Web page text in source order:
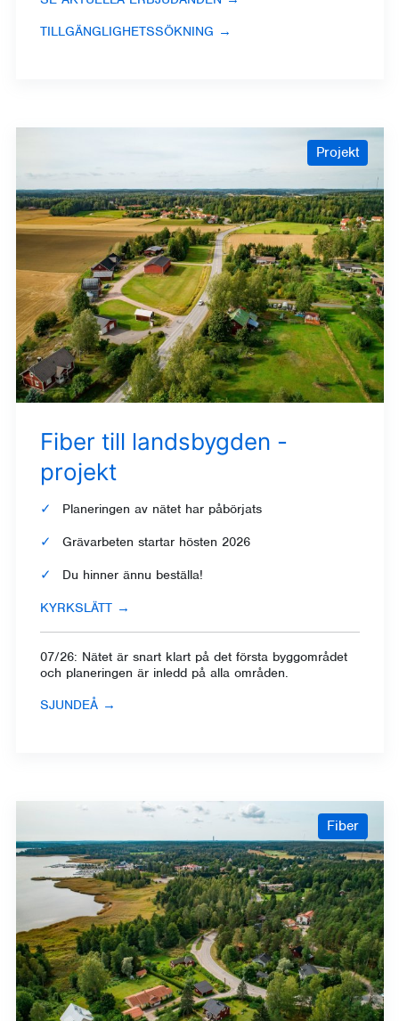
TILLGÄNGLIGHETSSÖKNING →
Projekt
Fiber till landsbygden -
projekt
Planeringen av nätet har påbörjats
Grävarbeten startar hösten 2026
Du hinner ännu beställa!
KYRKSLÄTT →
07/26: Nätet är snart klart på det första byggområdet
och planeringen är inledd på alla områden.
SJUNDEÅ →
Fiber